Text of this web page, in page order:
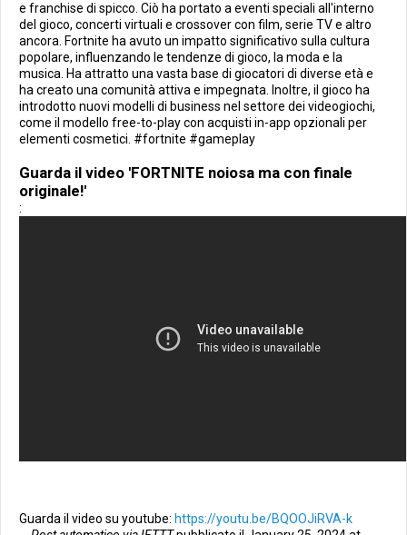
e franchise di spicco. Ciò ha portato a eventi speciali all'interno
del gioco, concerti virtuali e crossover con film, serie TV e altro
ancora. Fortnite ha avuto un impatto significativo sulla cultura
popolare, influenzando le tendenze di gioco, la moda e la
musica. Ha attratto una vasta base di giocatori di diverse età e
ha creato una comunità attiva e impegnata. Inoltre, il gioco ha
introdotto nuovi modelli di business nel settore dei videogiochi,
come il modello free-to-play con acquisti in-app opzionali per
elementi cosmetici. #fortnite #gameplay
Guarda il video 'FORTNITE noiosa ma con finale
originale!'
:
Guarda il video su youtube: https://youtu.be/BQOOJiRVA-k